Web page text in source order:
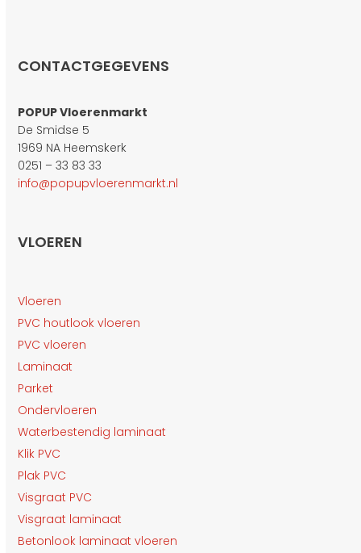
CONTACTGEGEVENS
POPUP Vloerenmarkt
De Smidse 5
1969 NA Heemskerk
0251 – 33 83 33
info@popupvloerenmarkt.nl
VLOEREN
Vloeren
PVC houtlook vloeren
PVC vloeren
Laminaat
Parket
Ondervloeren
Waterbestendig laminaat
Klik PVC
Plak PVC
Visgraat PVC
Visgraat laminaat
Betonlook laminaat vloeren